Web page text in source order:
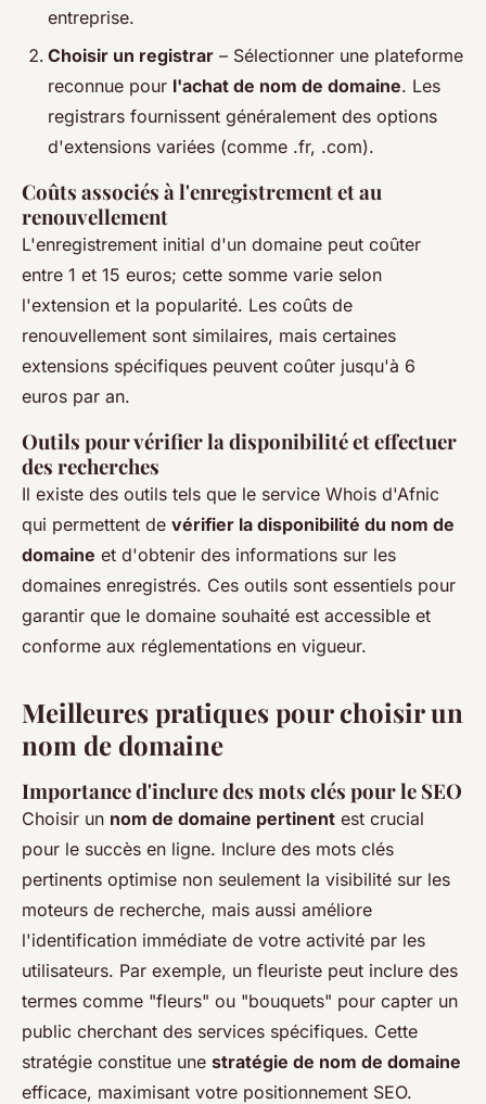
entreprise.
Choisir un registrar – Sélectionner une plateforme
reconnue pour l'achat de nom de domaine. Les
registrars fournissent généralement des options
d'extensions variées (comme .fr, .com).
Coûts associés à l'enregistrement et au
renouvellement
L'enregistrement initial d'un domaine peut coûter
entre 1 et 15 euros; cette somme varie selon
l'extension et la popularité. Les coûts de
renouvellement sont similaires, mais certaines
extensions spécifiques peuvent coûter jusqu'à 6
euros par an.
Outils pour vérifier la disponibilité et effectuer
des recherches
Il existe des outils tels que le service Whois d'Afnic
qui permettent de vérifier la disponibilité du nom de
domaine et d'obtenir des informations sur les
domaines enregistrés. Ces outils sont essentiels pour
garantir que le domaine souhaité est accessible et
conforme aux réglementations en vigueur.
Meilleures pratiques pour choisir un
nom de domaine
Importance d'inclure des mots clés pour le SEO
Choisir un nom de domaine pertinent est crucial
pour le succès en ligne. Inclure des mots clés
pertinents optimise non seulement la visibilité sur les
moteurs de recherche, mais aussi améliore
l'identification immédiate de votre activité par les
utilisateurs. Par exemple, un fleuriste peut inclure des
termes comme "fleurs" ou "bouquets" pour capter un
public cherchant des services spécifiques. Cette
stratégie constitue une stratégie de nom de domaine
efficace, maximisant votre positionnement SEO.